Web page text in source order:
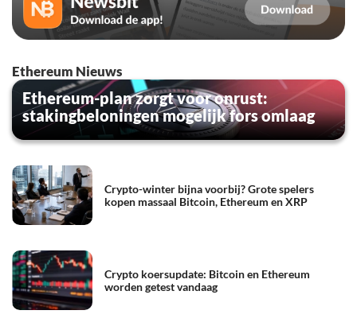
Ethereum Nieuws
Ethereum-plan zorgt voor onrust:
stakingbeloningen mogelijk fors omlaag
Crypto-winter bijna voorbij? Grote spelers
kopen massaal Bitcoin, Ethereum en XRP
Crypto koersupdate: Bitcoin en Ethereum
worden getest vandaag